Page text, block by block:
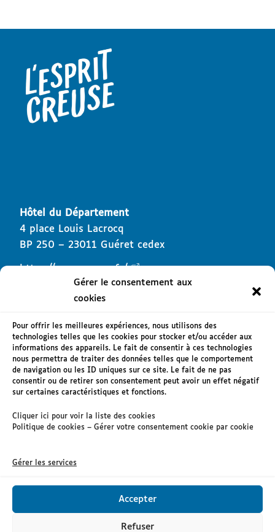
Hôtel du Département
4 place Louis Lacrocq
BP 250 – 23011 Guéret cedex
https://www.creuse.fr/
Mentions légales
Accessibilité : non conforme
Nous contacter
Gérer le consentement aux
cookies
Pour offrir les meilleures expériences, nous utilisons des
technologies telles que les cookies pour stocker et/ou accéder aux
informations des appareils. Le fait de consentir à ces technologies
nous permettra de traiter des données telles que le comportement
de navigation ou les ID uniques sur ce site. Le fait de ne pas
consentir ou de retirer son consentement peut avoir un effet négatif
sur certaines caractéristiques et fonctions.
Cliquer ici pour voir la liste des cookies
Politique de cookies – Gérer votre consentement cookie par cookie
Gérer les services
Accepter
Refuser